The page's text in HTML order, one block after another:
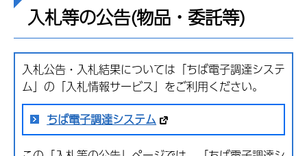
入札等の公告(物品・委託等)
入札公告・入札結果については「ちば電子調達システ
ム」の「入札情報サービス」をご利用ください。
ちば電子調達システム